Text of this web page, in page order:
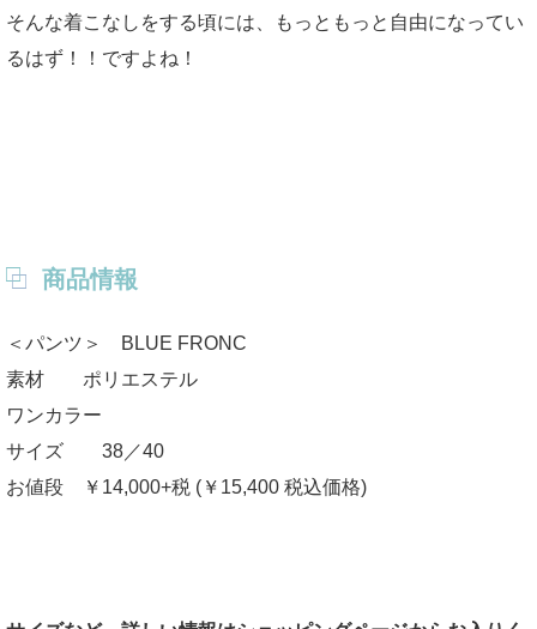
そんな着こなしをする頃には、もっともっと自由になってい
るはず！！ですよね！
商品情報
＜パンツ＞ BLUE FRONC
素材 ポリエステル
ワンカラー
サイズ 38／40
お値段 ￥14,000+税 (￥15,400 税込価格)